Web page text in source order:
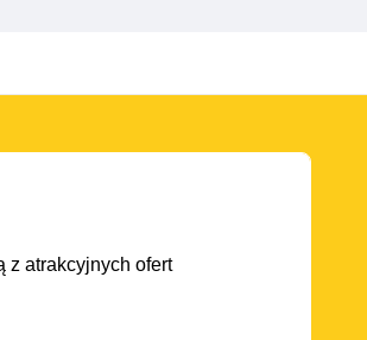
z atrakcyjnych ofert